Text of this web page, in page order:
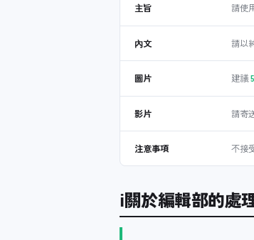
主旨 請使
內文 請以
圖片 建議
影片 請寄
注意事項 不接
ℹ關於編輯部的處